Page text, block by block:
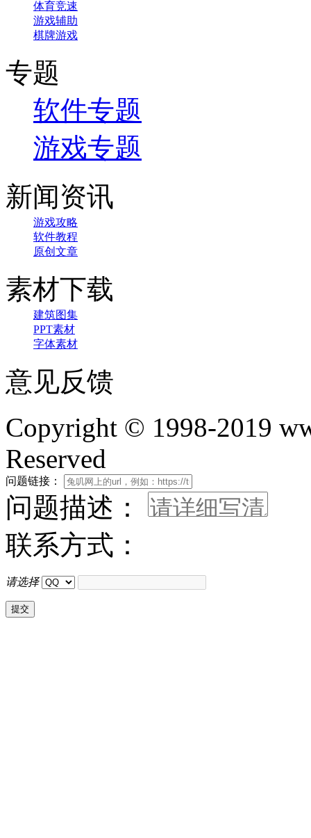
体育竞速
游戏辅助
棋牌游戏
专题
软件专题
游戏专题
新闻资讯
游戏攻略
软件教程
原创文章
素材下载
建筑图集
PPT素材
字体素材
意见反馈
Copyright © 1998-2019
Reserved
问题链接：
问题描述：
联系方式：
请选择